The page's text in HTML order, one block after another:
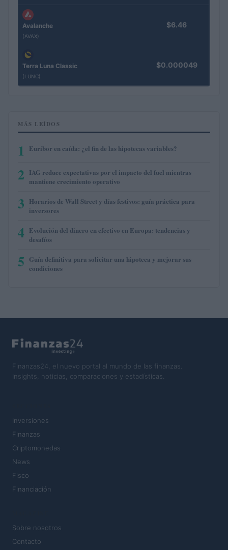
Avalanche
(AVAX)
$6.46
Terra Luna Classic
(LUNC)
$0.000049
MÁS LEÍDOS
1 Euríbor en caída: ¿el fin de las hipotecas variables?
2 IAG reduce expectativas por el impacto del fuel mientras
mantiene crecimiento operativo
3 Horarios de Wall Street y días festivos: guía práctica para
inversores
4 Evolución del dinero en efectivo en Europa: tendencias y
desafíos
5 Guía definitiva para solicitar una hipoteca y mejorar sus
condiciones
Finanzas24, el nuevo portal al mundo de las finanzas.
Insights, noticias, comparaciones y estadísticas.
Inversiones
Finanzas
Criptomonedas
News
Fisco
Financiación
Sobre nosotros
Contacto